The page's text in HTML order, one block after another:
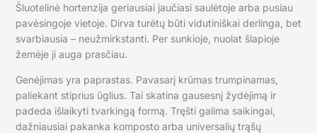
Šluotelinė hortenzija geriausiai jaučiasi saulėtoje arba pusiau
pavėsingoje vietoje. Dirva turėtų būti vidutiniškai derlinga, bet
svarbiausia – neužmirkstanti. Per sunkioje, nuolat šlapioje
žemėje ji auga prasčiau.
Genėjimas yra paprastas. Pavasarį krūmas trumpinamas,
paliekant stiprius ūglius. Tai skatina gausesnį žydėjimą ir
padeda išlaikyti tvarkingą formą. Tręšti galima saikingai,
dažniausiai pakanka komposto arba universalių trąšų